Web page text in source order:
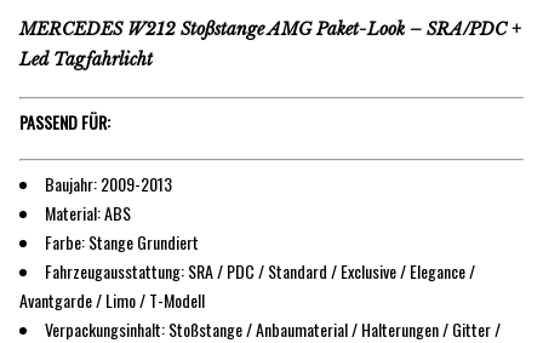
MERCEDES W212 Stoßstange AMG Paket-Look – SRA/PDC +
Led Tagfahrlicht
PASSEND FÜR:
Baujahr: 2009-2013
Material: ABS
Farbe: Stange Grundiert
Fahrzeugausstattung: SRA / PDC / Standard / Exclusive / Elegance /
Avantgarde / Limo / T-Modell
Verpackungsinhalt: Stoßstange / Anbaumaterial / Halterungen / Gitter /